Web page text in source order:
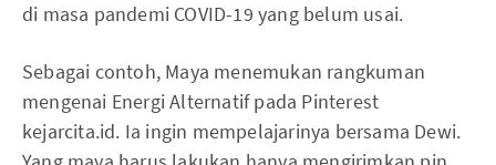
di masa pandemi COVID-19 yang belum usai.
Sebagai contoh, Maya menemukan rangkuman
mengenai Energi Alternatif pada Pinterest
kejarcita.id. Ia ingin mempelajarinya bersama Dewi.